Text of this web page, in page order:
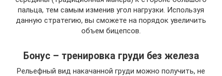
пальца, тем самым изменив угол нагрузки. Используя
данную стратегию, вы сможете на порядок увеличить
объем бицепсов.
Бонус – тренировка груди без железа
Рельефный вид накачанной груди можно получить, не